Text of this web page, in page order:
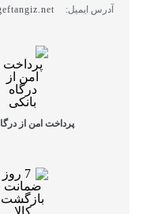
آدرس ایمیل:
پرداخت امن از